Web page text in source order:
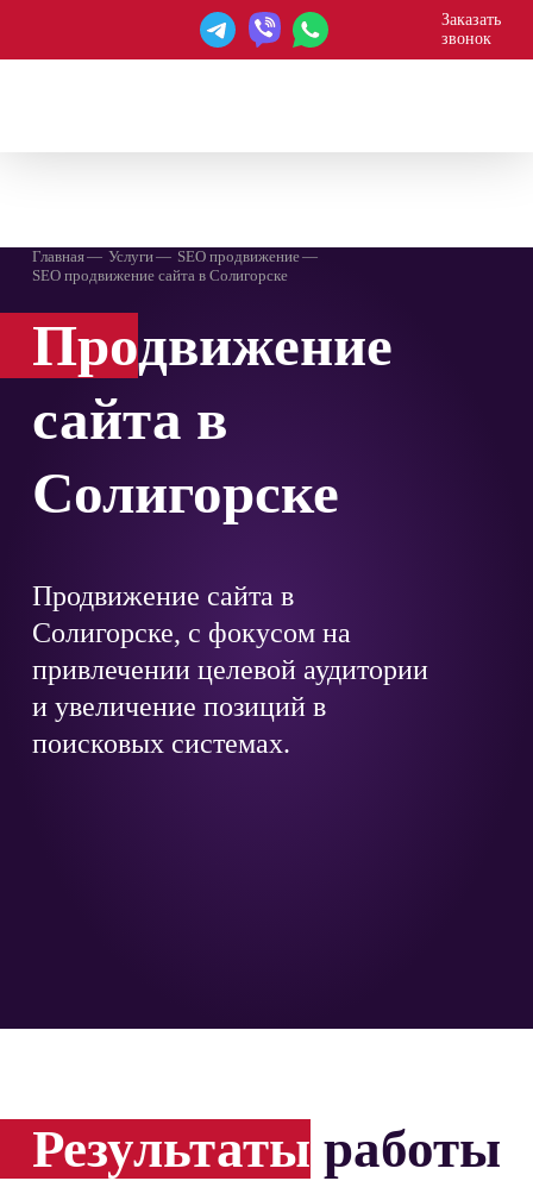
Заказать
звонок
Главная Услуги
SEO продвижение
SEO продвижение сайта в Солигорске
Продвижение
сайта в
Солигорске
Продвижение сайта в
Солигорске, с фокусом на
привлечении целевой аудитории
и увеличение позиций в
поисковых системах.
Результаты работы